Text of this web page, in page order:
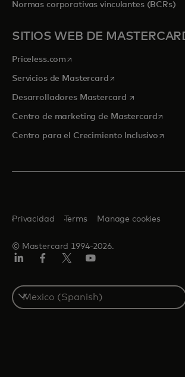
Normas corporativas vinculantes (BCRs)
SITIOS WEB DE
Priceless.com se abre en una pestaña nueva
Servicios de Mastercardse abre en una
Desarrolladores Mastercard se abre en
Centro de marketing de Mastercardse
Centro para el Crecimiento Inclusivose
© Mastercard 1994-2026.
Privacidad Terms Manage cookies
Select
a
country